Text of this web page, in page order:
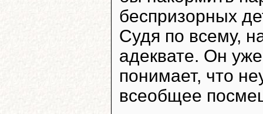
беспризорных
Судя по всему,
адеквате. Он
понимает, что
всеобщее